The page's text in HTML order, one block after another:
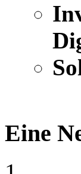
Eine